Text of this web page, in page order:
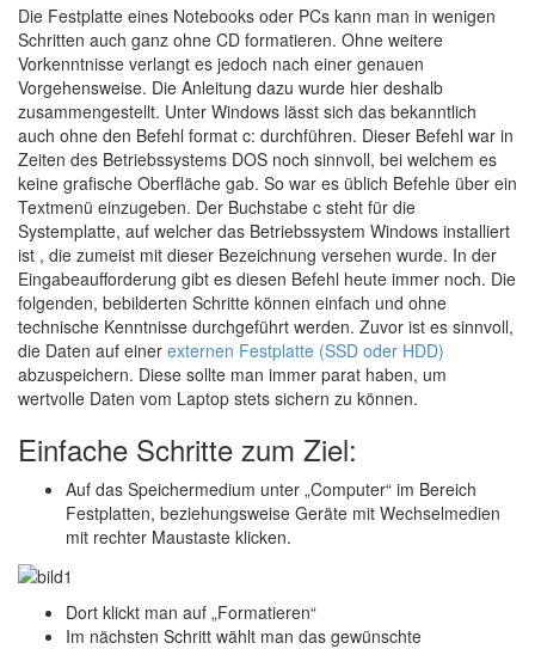
Die Festplatte eines Notebooks oder PCs kann man in wenigen
Schritten auch ganz ohne CD formatieren. Ohne weitere
Vorkenntnisse verlangt es jedoch nach einer genauen
Vorgehensweise. Die Anleitung dazu wurde hier deshalb
zusammengestellt. Unter Windows lässt sich das bekanntlich
auch ohne den Befehl format c: durchführen. Dieser Befehl war in
Zeiten des Betriebssystems DOS noch sinnvoll, bei welchem es
keine grafische Oberfläche gab. So war es üblich Befehle über ein
Textmenü einzugeben. Der Buchstabe c steht für die
Systemplatte, auf welcher das Betriebssystem Windows installiert
ist , die zumeist mit dieser Bezeichnung versehen wurde. In der
Eingabeaufforderung gibt es diesen Befehl heute immer noch. Die
folgenden, bebilderten Schritte können einfach und ohne
technische Kenntnisse durchgeführt werden. Zuvor ist es sinnvoll,
die Daten auf einer externen Festplatte (SSD oder HDD)
abzuspeichern. Diese sollte man immer parat haben, um
wertvolle Daten vom Laptop stets sichern zu können.
Einfache Schritte zum Ziel:
Auf das Speichermedium unter „Computer“ im Bereich
Festplatten, beziehungsweise Geräte mit Wechselmedien
mit rechter Maustaste klicken.
Dort klickt man auf „Formatieren“
Im nächsten Schritt wählt man das gewünschte